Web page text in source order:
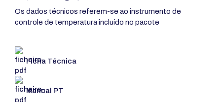
Os dados técnicos referem-se ao instrumento de
controle de temperatura incluído no pacote
Ficha Técnica
Manual PT